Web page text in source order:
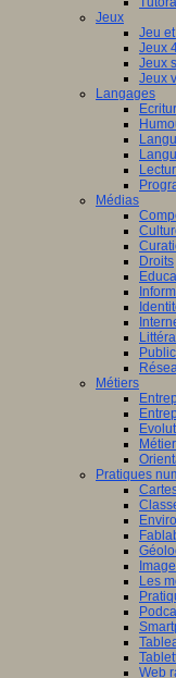
Jeux
Jeu
Jeux
Jeux
Jeux
Langages
Médias
Droits
Métiers
Pratiques
Les
Web